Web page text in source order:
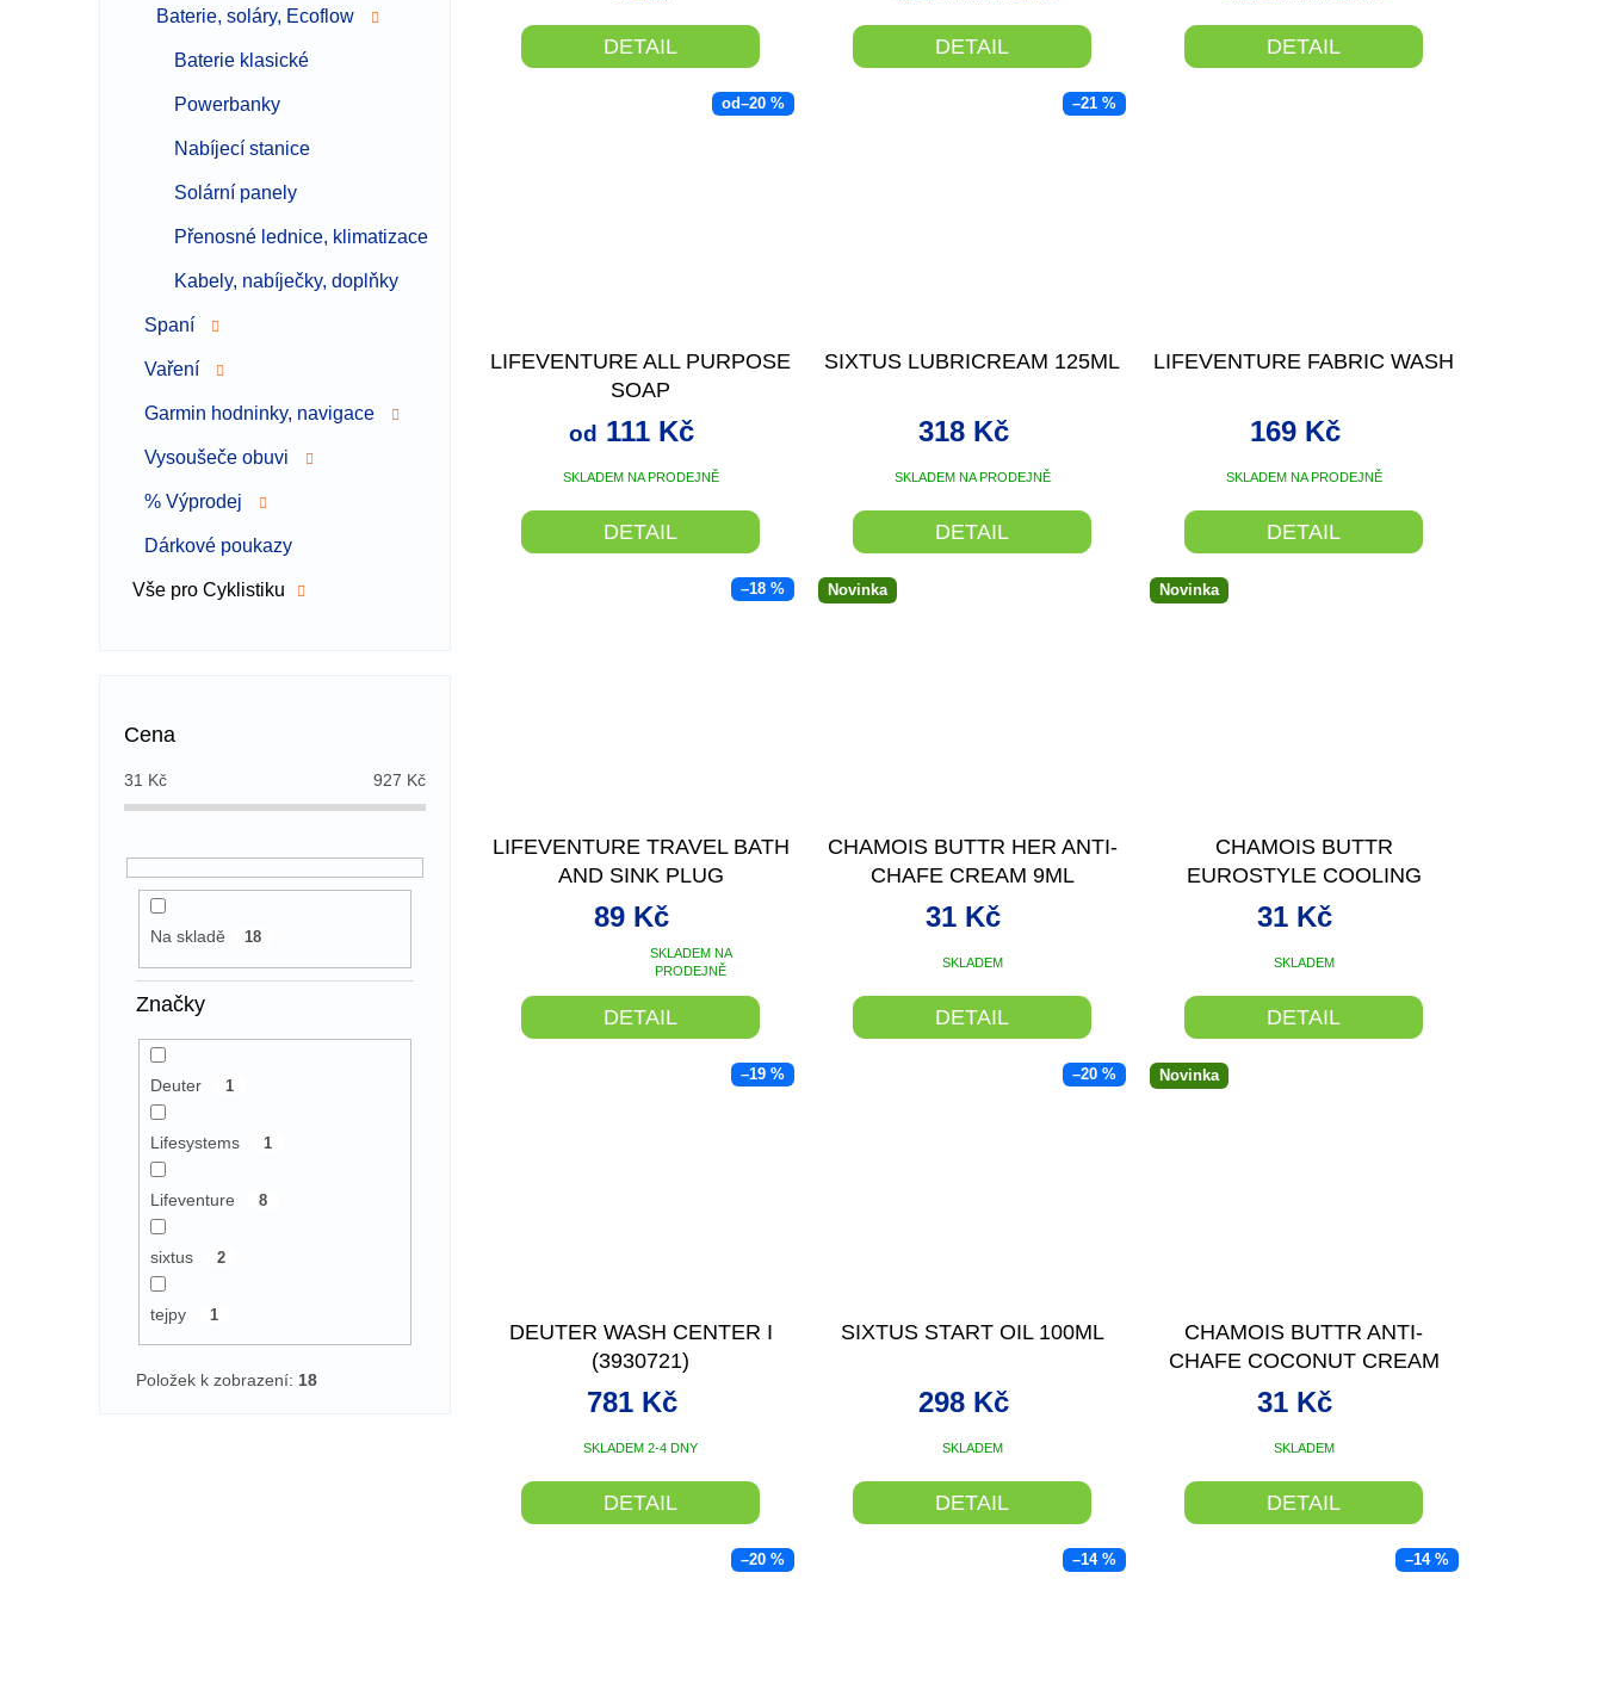
Baterie, soláry, Ecoflow
Baterie klasické
Powerbanky
Nabíjecí stanice
Solární panely
Přenosné lednice, klimatizace
Kabely, nabíječky, doplňky
Spaní
Vaření
Garmin hodninky, navigace
Vysoušeče obuvi
% Výprodej
Dárkové poukazy
Vše pro Cyklistiku
Cena
31 Kč 927 Kč
Na skladě 18
Značky
Deuter 1
Lifesystems 1
Lifeventure 8
sixtus 2
tejpy 1
Položek k zobrazení: 18
DETAIL DETAIL DETAIL
od–20 %
LIFEVENTURE ALL PURPOSE
SOAP
SKLADEM NA PRODEJNĚ
od 111 Kč
DETAIL
–21 %
SIXTUS LUBRICREAM 125ML
SKLADEM NA PRODEJNĚ
318 Kč
DETAIL
LIFEVENTURE FABRIC WASH
SKLADEM NA PRODEJNĚ
169 Kč
DETAIL
–18 %
LIFEVENTURE TRAVEL BATH
AND SINK PLUG
produktu
je
SKLADEM NA
PRODEJNĚ
89 Kč
DETAIL
Novinka
CHAMOIS BUTTR HER ANTI-
CHAFE CREAM 9ML
SKLADEM
31 Kč
DETAIL
Novinka
CHAMOIS BUTTR
EUROSTYLE COOLING
CREAM 9ML
SKLADEM
31 Kč
DETAIL
–19 %
DEUTER WASH CENTER I
(3930721)
SKLADEM 2-4 DNY
781 Kč
DETAIL
–20 %
SIXTUS START OIL 100ML
SKLADEM
298 Kč
DETAIL
Novinka
CHAMOIS BUTTR ANTI-
CHAFE COCONUT CREAM
9ML
SKLADEM
31 Kč
DETAIL
–20 % –14 % –14 %